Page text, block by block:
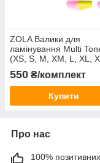
ZOLA Валики для
ламінування Multi
(XS, S, M, XM, L, XL,
3XL) 8 пар | для
завитка
550 ₴/комплект
Купити
Про нас
100% позитивних